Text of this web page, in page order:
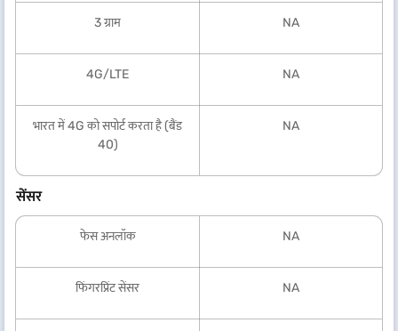
3 ग्राम NA
4G/LTE NA
भारत में 4G को सपोर्ट करता है (बैंड
40)
NA
सेंसर
फेस अनलॉक NA
फिंगरप्रिंट सेंसर NA